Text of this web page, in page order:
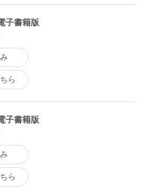
子書籍版
ら
子書籍版
ら